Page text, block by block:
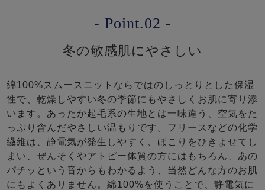
- Point.02 -
冬の敏感肌にやさしい
綿100%スムースニットならではのしっとりとした保湿
性で、乾燥しやすい冬の季節にもやさしくお肌に寄り添
います。あったか起毛系の生地とは一味違う、空気をた
っぷり含んだやさしい温もりです。フリースなどの化学
繊維は、静電気が発生しやすく、ほこりをひきよせてし
まい、ぜんそくやアトピー体質の方にはもちろん、あの
パチッという音からもわかるよう、当然どんな方のお肌
にもよくありません。綿100%を使うことで、静電気に